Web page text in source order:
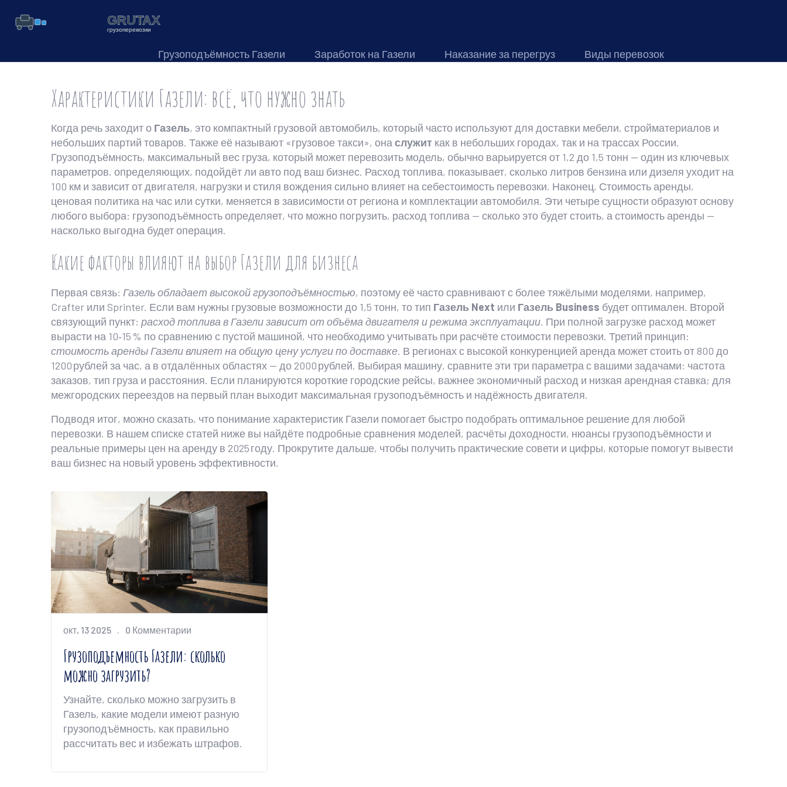
Грузоподъёмность Газели Заработок на Газели Наказание за перегруз Виды перевозок
Характеристики Газели: всё, что нужно знать
Когда речь заходит о Газель, это компактный грузовой автомобиль, который часто используют для доставки мебели, стройматериалов и
небольших партий товаров. Также её называют «грузовое такси», она служит как в небольших городах, так и на трассах России.
Грузоподъёмность, максимальный вес груза, который может перевозить модель, обычно варьируется от 1,2 до 1,5 тонн — один из ключевых
параметров, определяющих, подойдёт ли авто под ваш бизнес. Расход топлива, показывает, сколько литров бензина или дизеля уходит на
100 км и зависит от двигателя, нагрузки и стиля вождения сильно влияет на себестоимость перевозки. Наконец, Стоимость аренды,
ценовая политика на час или сутки, меняется в зависимости от региона и комплектации автомобиля. Эти четыре сущности образуют основу
любого выбора: грузоподъёмность определяет, что можно погрузить, расход топлива — сколько это будет стоить, а стоимость аренды —
насколько выгодна будет операция.
Какие факторы влияют на выбор Газели для бизнеса
Первая связь: Газель обладает высокой грузоподъёмностью, поэтому её часто сравнивают с более тяжёлыми моделями, например,
Crafter или Sprinter. Если вам нужны грузовые возможности до 1,5 тонн, то тип Газель Next или Газель Business будет оптимален. Второй
связующий пункт: расход топлива в Газели зависит от объёма двигателя и режима эксплуатации. При полной загрузке расход может
вырасти на 10‑15 % по сравнению с пустой машиной, что необходимо учитывать при расчёте стоимости перевозки. Третий принцип:
стоимость аренды Газели влияет на общую цену услуги по доставке. В регионах с высокой конкуренцией аренда может стоить от 800 до
1200 рублей за час, а в отдалённых областях — до 2000 рублей. Выбирая машину, сравните эти три параметра с вашими задачами: частота
заказов, тип груза и расстояния. Если планируются короткие городские рейсы, важнее экономичный расход и низкая арендная ставка; для
межгородских переездов на первый план выходит максимальная грузоподъёмность и надёжность двигателя.
Подводя итог, можно сказать, что понимание характеристик Газели помогает быстро подобрать оптимальное решение для любой
перевозки. В нашем списке статей ниже вы найдёте подробные сравнения моделей, расчёты доходности, нюансы грузоподъёмности и
реальные примеры цен на аренду в 2025 году. Прокрутите дальше, чтобы получить практические совети и цифры, которые помогут вывести
ваш бизнес на новый уровень эффективности.
окт, 13 2025 0 Комментарии
Грузоподъемность Газели: сколько
можно загрузить?
Узнайте, сколько можно загрузить в
Газель, какие модели имеют разную
грузоподъёмность, как правильно
рассчитать вес и избежать штрафов.